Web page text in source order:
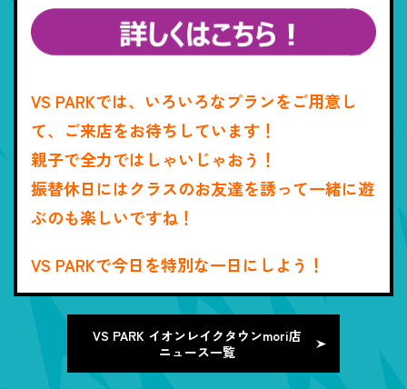
VS PARKでは、いろいろなプランをご用意し
て、ご来店をお待ちしています！
親子で全力ではしゃいじゃおう！
振替休日にはクラスのお友達を誘って一緒に遊
ぶのも楽しいですね！
VS PARKで今日を特別な一日にしよう！
VS PARK イオンレイクタウンmori店
ニュース一覧